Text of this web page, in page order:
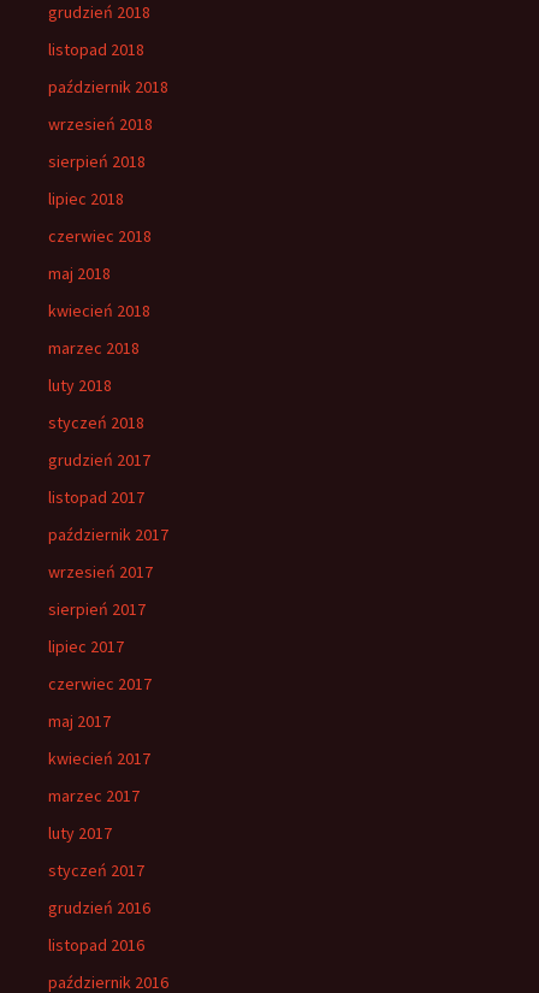
grudzień 2018
listopad 2018
październik 2018
wrzesień 2018
sierpień 2018
lipiec 2018
czerwiec 2018
maj 2018
kwiecień 2018
marzec 2018
luty 2018
styczeń 2018
grudzień 2017
listopad 2017
październik 2017
wrzesień 2017
sierpień 2017
lipiec 2017
czerwiec 2017
maj 2017
kwiecień 2017
marzec 2017
luty 2017
styczeń 2017
grudzień 2016
listopad 2016
październik 2016